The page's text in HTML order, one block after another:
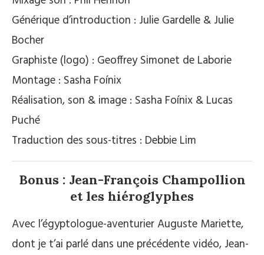
Générique d’introduction : Julie Gardelle & Julie
Bocher
Graphiste (logo) : Geoffrey Simonet de Laborie
Montage : Sasha Foínix
Réalisation, son & image : Sasha Foínix & Lucas
Puché
Traduction des sous-titres : Debbie Lim
Bonus : Jean-François Champollion
et les hiéroglyphes
Avec l’égyptologue-aventurier Auguste Mariette,
dont je t’ai parlé dans une précédente vidéo, Jean-